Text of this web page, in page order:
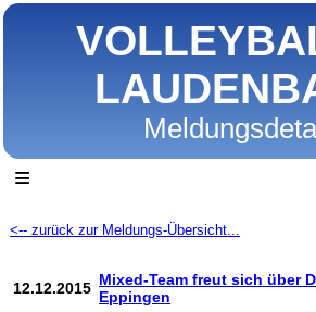
≡
<-- zurück zur Meldungs-Übersicht...
12.12.2015 Mixed-Team freut sich über
Eppingen